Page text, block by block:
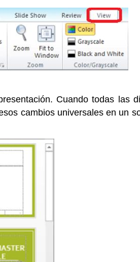
Cuando todas las
cambios universales en un